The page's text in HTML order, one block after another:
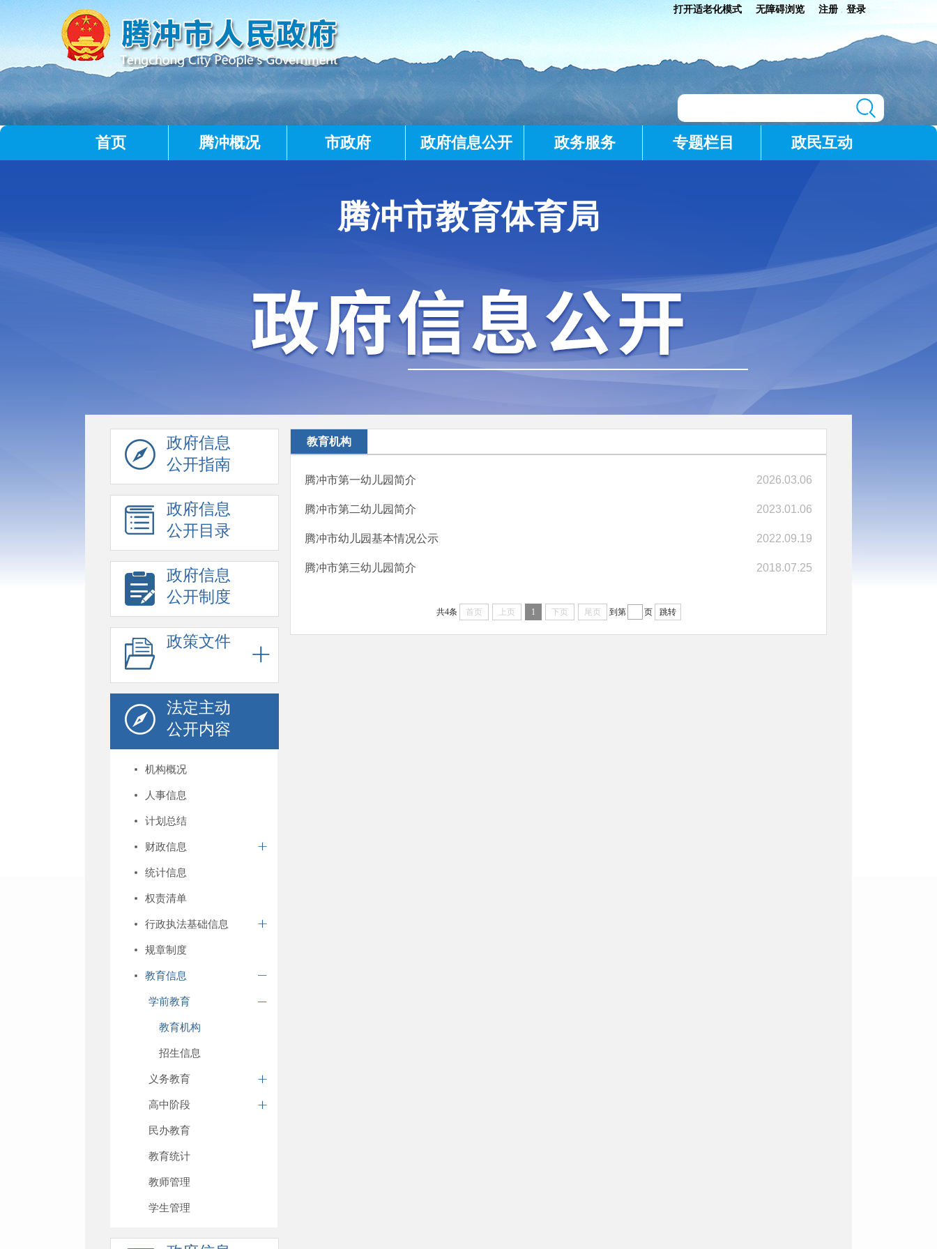
打开适老化模式 无障碍浏览 注册 登录
首页 腾冲概况 市政府 政府信息公开 政务服务 专题栏目 政民互动
腾冲市教育体育局
政府信息
公开指南
政府信息
公开目录
政府信息
公开制度
政策文件
法定主动
公开内容
机构概况
人事信息
计划总结
财政信息
统计信息
权责清单
行政执法基础信息
规章制度
教育信息
学前教育
教育机构
招生信息
义务教育
高中阶段
民办教育
教育统计
教师管理
学生管理
教育机构
腾冲市第一幼儿园简介 2026.03.06
腾冲市第二幼儿园简介 2023.01.06
腾冲市幼儿园基本情况公示 2022.09.19
腾冲市第三幼儿园简介 2018.07.25
共4条 首页 上页 1 下页 尾页 到第 页 跳转